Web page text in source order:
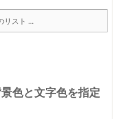
スト ...
色と文字色を指定